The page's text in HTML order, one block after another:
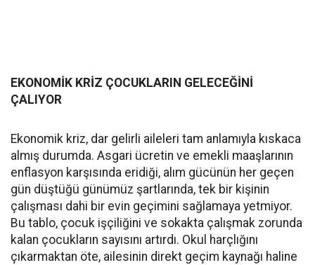
EKONOMİK KRİZ ÇOCUKLARIN GELECEĞİNİ
ÇALIYOR
Ekonomik kriz, dar gelirli aileleri tam anlamıyla kıskaca
almış durumda. Asgari ücretin ve emekli maaşlarının
enflasyon karşısında eridiği, alım gücünün her geçen
gün düştüğü günümüz şartlarında, tek bir kişinin
çalışması dahi bir evin geçimini sağlamaya yetmiyor.
Bu tablo, çocuk işçiliğini ve sokakta çalışmak zorunda
kalan çocukların sayısını artırdı. Okul harçlığını
çıkarmaktan öte, ailesinin direkt geçim kaynağı haline